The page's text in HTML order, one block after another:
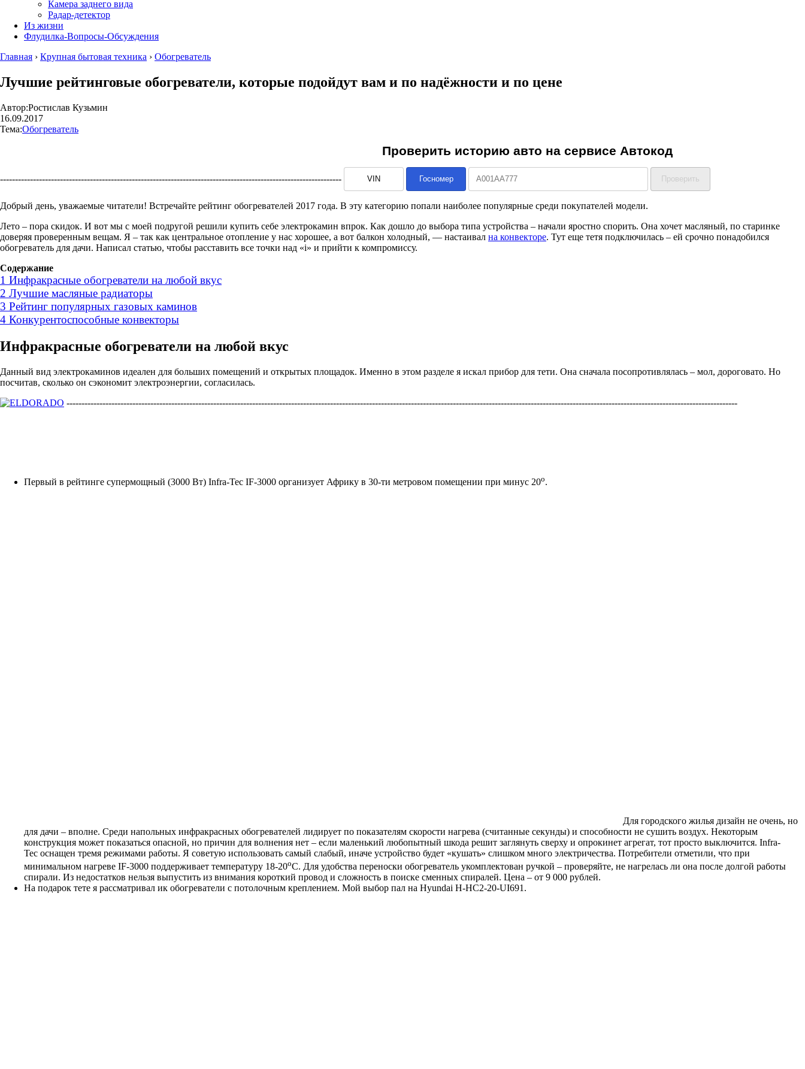
Камера заднего вида
Радар-детектор
Из жизни
Флудилка-Вопросы-Обсуждения
Главная › Крупная бытовая техника › Обогреватель
Лучшие рейтинговые обогреватели, которые подойдут вам и по надёжности и по цене
Автор:Ростислав Кузьмин
16.09.2017
Тема:Обогреватель
------------------------------------------------------------------------------------------------------------------
Добрый день, уважаемые читатели! Встречайте рейтинг обогревателей 2017 года. В эту категорию попали наиболее популярные среди покупателей модели.
Лето – пора скидок. И вот мы с моей подругой решили купить себе электрокамин впрок. Как дошло до выбора типа устройства – начали яростно спорить. Она хочет масляный, по старинке
доверяя проверенным вещам. Я – так как центральное отопление у нас хорошее, а вот балкон холодный, — настаивал на конвекторе. Тут еще тетя подключилась – ей срочно понадобился
обогреватель для дачи. Написал статью, чтобы расставить все точки над «i» и прийти к компромиссу.
Содержание
1 Инфракрасные обогреватели на любой вкус
2 Лучшие масляные радиаторы
3 Рейтинг популярных газовых каминов
4 Конкурентоспособные конвекторы
Инфракрасные обогреватели на любой вкус
Данный вид электрокаминов идеален для больших помещений и открытых площадок. Именно в этом разделе я искал прибор для тети. Она сначала посопротивлялась – мол, дороговато. Но
посчитав, сколько он сэкономит электроэнергии, согласилась.
--------------------------------------------------------------------------------------------------------------------------------------------------------------------------------------------------------------------------------
Первый в рейтинге супермощный (3000 Вт) Infra-Tec IF-3000 организует Африку в 30-ти метровом помещении при минус 20о.
Для городского жилья дизайн не очень, но
для дачи – вполне. Среди напольных инфракрасных обогревателей лидирует по показателям скорости нагрева (считанные секунды) и способности не сушить воздух. Некоторым
конструкция может показаться опасной, но причин для волнения нет – если маленький любопытный шкода решит заглянуть сверху и опрокинет агрегат, тот просто выключится. Infra-
Tec оснащен тремя режимами работы. Я советую использовать самый слабый, иначе устройство будет «кушать» слишком много электричества. Потребители отметили, что при
минимальном нагреве IF-3000 поддерживает температуру 18-20оС. Для удобства переноски обогреватель укомплектован ручкой – проверяйте, не нагрелась ли она после долгой работы
спирали. Из недостатков нельзя выпустить из внимания короткий провод и сложность в поиске сменных спиралей. Цена – от 9 000 рублей.
На подарок тете я рассматривал ик обогреватели с потолочным креплением. Мой выбор пал на Hyundai H-HC2-20-UI691.